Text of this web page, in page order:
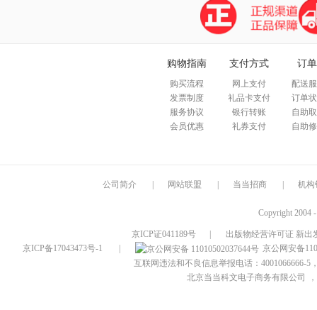
购物指南
购买流程
发票制度
服务协议
会员优惠
支付方式
网上支付
礼品卡支付
银行转账
礼券支付
订
配送
订单
自助
自助
公司简介 网站联盟 当当招商 机构
Copyright 2004
京ICP证041189号
出版物经营许可证 新出
京ICP备17043473号-1
京公网安备
互联网违法和不良信息举报电话：4001066666-5
北京当当科文电子商务有限公司